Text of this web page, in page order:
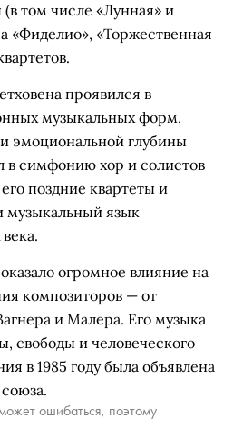
том числе «Лунная» и
«Фиделио», «Торжественная
проявился в
музыкальных форм,
эмоциональной глубины
в симфонию хор и солистов
поздние квартеты и
музыкальный язык
огромное влияние на
композиторов — от
и Малера. Его музыка
свободы и человеческого
в 1985 году была объявлена
ошибаться, поэтому